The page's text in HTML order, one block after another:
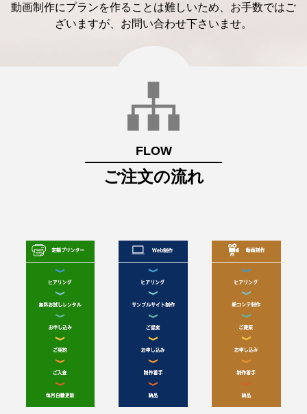
動画制作にプランを作ることは難しいため、お手数ではご
ざいますが、お問い合わせ下さいませ。
FLOW
ご注文の流れ